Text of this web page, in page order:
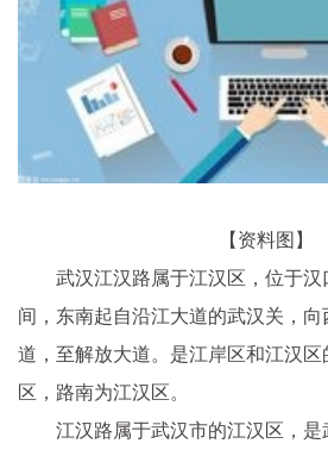
【资料图】
武汉江汉路属于江汉区，位于汉
间，东南起自沿江大道的武汉关，
道，至解放大道。是江岸区和江汉
区，路南为江汉区。
江汉路属于武汉市的江汉区，